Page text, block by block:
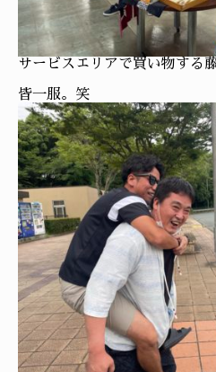
サービスエリアで買い物する
皆一服。笑